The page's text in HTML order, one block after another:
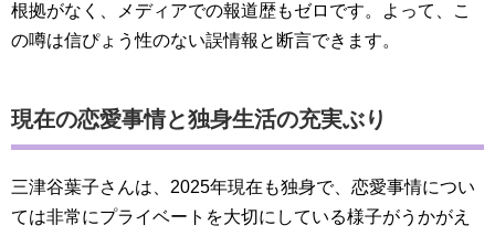
根拠がなく、メディアでの報道歴もゼロです。よって、こ
の噂は信ぴょう性のない誤情報と断言できます。
現在の恋愛事情と独身生活の充実ぶり
三津谷葉子さんは、2025年現在も独身で、恋愛事情につい
ては非常にプライベートを大切にしている様子がうかがえ